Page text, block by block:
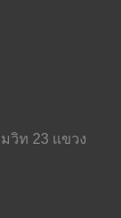
วิท 23 แขวง